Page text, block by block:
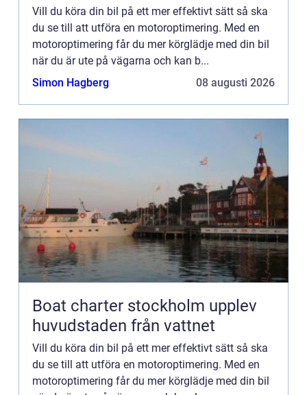
Vill du köra din bil på ett mer effektivt sätt så ska
du se till att utföra en motoroptimering. Med en
motoroptimering får du mer körglädje med din bil
när du är ute på vägarna och kan b...
Simon Hagberg
08 augusti 2026
Boat charter stockholm upplev
huvudstaden från vattnet
Vill du köra din bil på ett mer effektivt sätt så ska
du se till att utföra en motoroptimering. Med en
motoroptimering får du mer körglädje med din bil